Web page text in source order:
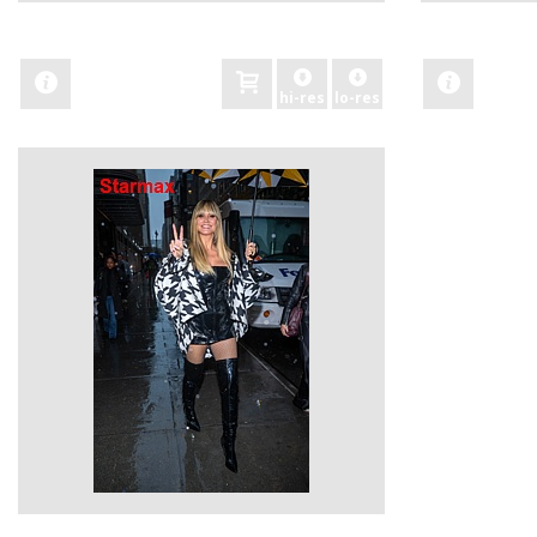
hi-res lo-res